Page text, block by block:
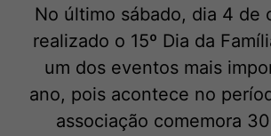
No último sábado, dia 4 de
realizado o 15º Dia da
um dos eventos mais
ano, pois acontece no
associação comemora